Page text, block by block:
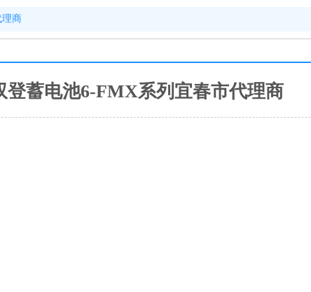
理商
登蓄电池6-FMX系列宜春市代理商